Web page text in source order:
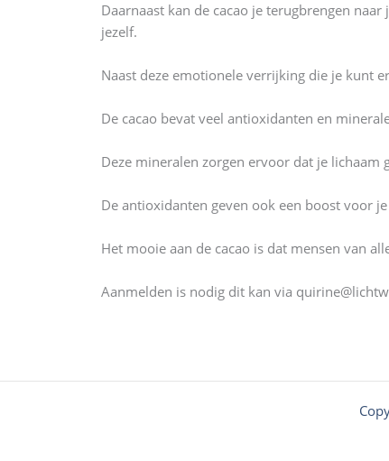
Daarnaast kan de cacao je terugbrengen
jezelf.
Naast deze emotionele verrijking die je kunt
De cacao bevat veel antioxidanten en
Deze mineralen zorgen ervoor dat je lichaam
De antioxidanten geven ook een boost voor
Het mooie aan de cacao is dat mensen van
Aanmelden is nodig dit kan via